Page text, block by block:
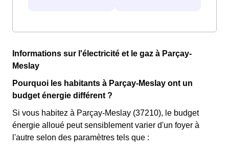
Informations sur l'électricité et le gaz à Parçay-
Meslay
Pourquoi les habitants à Parçay-Meslay ont un
budget énergie différent ?
Si vous habitez à Parçay-Meslay (37210), le budget
énergie alloué peut sensiblement varier d'un foyer à
l'autre selon des paramètres tels que :